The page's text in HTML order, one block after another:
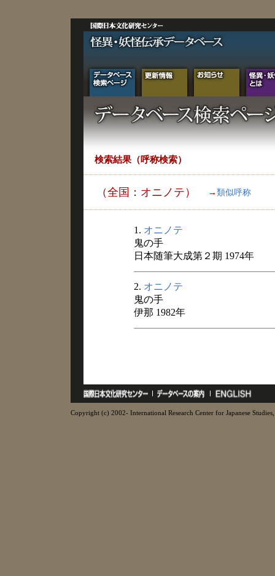
検索結果（呼称検索）
（全国：オニノテ） → 類似呼称
1. オニノテ
鬼の手
日本随筆大成第２期 1974年
2. オニノテ
鬼の手
伊那 1982年
Copyright (c) 2002- International Research Center for Japanese